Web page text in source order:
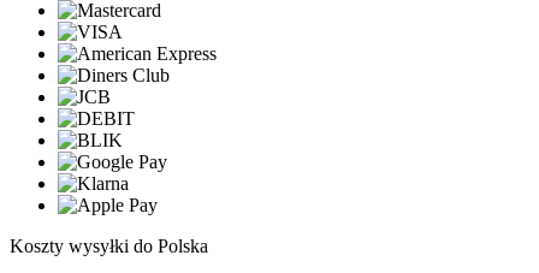
Koszty wysyłki do Polska